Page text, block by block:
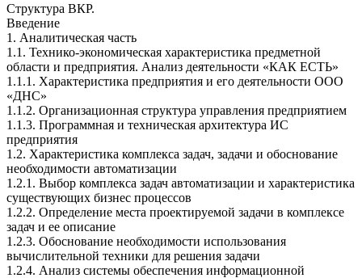
Структура ВКР.
Введение
1. Аналитическая часть
1.1. Технико-экономическая характеристика предметной
области и предприятия. Анализ деятельности «КАК ЕСТЬ»
1.1.1. Характеристика предприятия и его деятельности ООО
«ДНС»
1.1.2. Организационная структура управления предприятием
1.1.3. Программная и техническая архитектура ИС
предприятия
1.2. Характеристика комплекса задач, задачи и обоснование
необходимости автоматизации
1.2.1. Выбор комплекса задач автоматизации и характеристика
существующих бизнес процессов
1.2.2. Определение места проектируемой задачи в комплексе
задач и ее описание
1.2.3. Обоснование необходимости использования
вычислительной техники для решения задачи
1.2.4. Анализ системы обеспечения информационной